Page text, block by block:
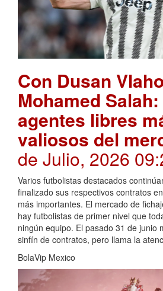
Con Dusan
Mohamed
agentes libres
valiosos del
de Julio, 2026
Varios futbolistas destacados
finalizado sus respectivos contratos
más importantes. El mercado de
hay futbolistas de primer nivel que
ningún equipo. El pasado 31 de junio
sinfín de contratos, pero llama la
BolaVip Mexico